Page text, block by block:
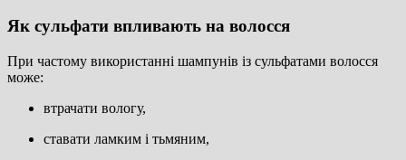
Як сульфати впливають на волосся
При частому використанні шампунів із сульфатами волосся
може:
втрачати вологу,
ставати ламким і тьмяним,